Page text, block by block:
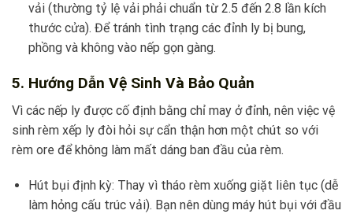
vải (thường tỷ lệ vải phải chuẩn từ 2.5 đến 2.8 lần kích
thước cửa). Để tránh tình trạng các đỉnh ly bị bung,
phồng và không vào nếp gọn gàng.
5. Hướng Dẫn Vệ Sinh Và Bảo Quản
Vì các nếp ly được cố định bằng chỉ may ở đỉnh, nên việc vệ
sinh rèm xếp ly đòi hỏi sự cẩn thận hơn một chút so với
rèm ore để không làm mất dáng ban đầu của rèm.
Hút bụi định kỳ: Thay vì tháo rèm xuống giặt liên tục (dễ
làm hỏng cấu trúc vải). Bạn nên dùng máy hút bụi với đầu